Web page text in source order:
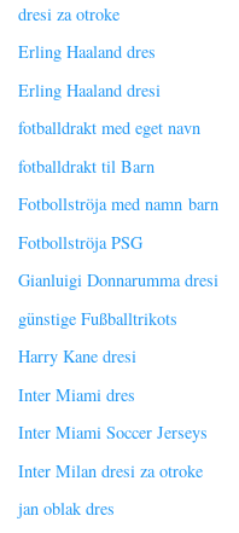
dresi za otroke
Erling Haaland dres
Erling Haaland dresi
fotballdrakt med eget navn
fotballdrakt til Barn
Fotbollströja med namn barn
Fotbollströja PSG
Gianluigi Donnarumma dresi
günstige Fußballtrikots
Harry Kane dresi
Inter Miami dres
Inter Miami Soccer Jerseys
Inter Milan dresi za otroke
jan oblak dres